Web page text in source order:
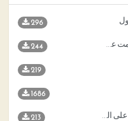
296
الرد على نوال السعداوي التي تكلمت عن الرسول 244
219
1686
أدب تقديم الثناء على الله و الصلاة على الرسول صلى الله عليه وسلم قبل الدعاء 213